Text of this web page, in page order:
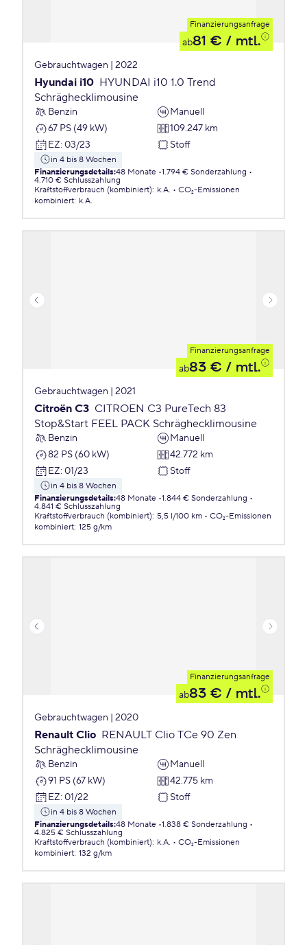
Finanzierungsanfrage
ab81 € / mtl.
Gebrauchtwagen | 2022
Hyundai i10 HYUNDAI i10 1.0 Trend
Schräghecklimousine
Benzin
Manuell
67 PS (49 kW)
109.247 km
EZ: 03/23 Stoff
in 4 bis 8 Wochen
Finanzierungsdetails:48 Monate 1.794 € Sonderzahlung
4.710 € Schlusszahlung
Kraftstoffverbrauch (kombiniert): k.A.
CO₂-Emissionen
kombiniert: k.A.
Finanzierungsanfrage
ab83 € / mtl.
Gebrauchtwagen | 2021
Citroën C3 CITROEN C3 PureTech 83
Stop&Start FEEL PACK Schräghecklimousine
Benzin
Manuell
82 PS (60 kW)
42.772 km
EZ: 01/23 Stoff
in 4 bis 8 Wochen
Finanzierungsdetails:48 Monate 1.844 € Sonderzahlung
4.841 € Schlusszahlung
Kraftstoffverbrauch (kombiniert): 5,5 l/100 km
CO₂-Emissionen
kombiniert: 125 g/km
Finanzierungsanfrage
ab83 € / mtl.
Gebrauchtwagen | 2020
Renault Clio RENAULT Clio TCe 90 Zen
Schräghecklimousine
Benzin
Manuell
91 PS (67 kW)
42.775 km
EZ: 01/22 Stoff
in 4 bis 8 Wochen
Finanzierungsdetails:48 Monate 1.838 € Sonderzahlung
4.825 € Schlusszahlung
Kraftstoffverbrauch (kombiniert): k.A.
CO₂-Emissionen
kombiniert: 132 g/km